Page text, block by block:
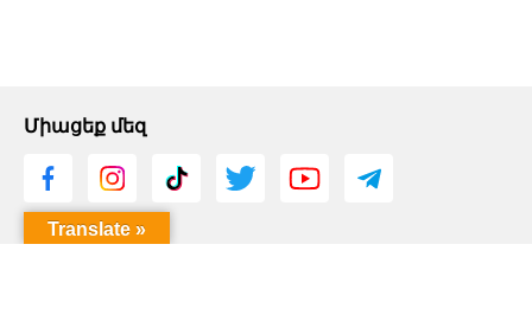
Միացեք մեզ
Translate »